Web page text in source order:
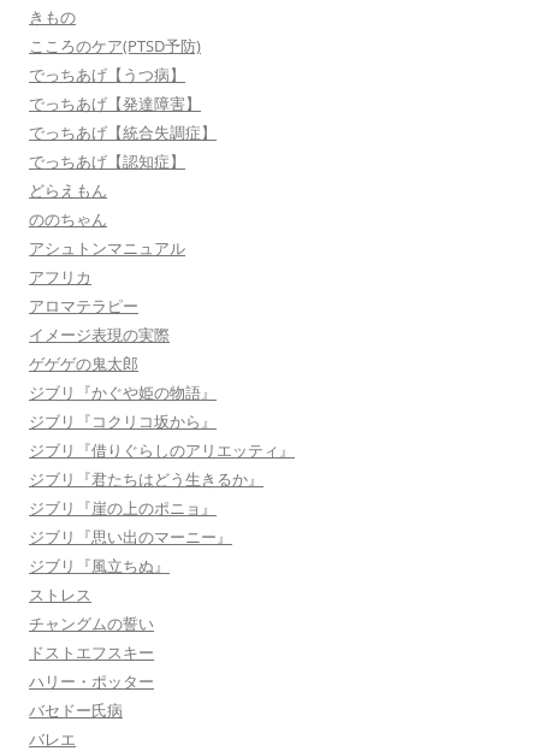
きもの
こころのケア(PTSD予防)
でっちあげ【うつ病】
でっちあげ【発達障害】
でっちあげ【統合失調症】
でっちあげ【認知症】
どらえもん
ののちゃん
アシュトンマニュアル
アフリカ
アロマテラピー
イメージ表現の実際
ゲゲゲの鬼太郎
ジブリ『かぐや姫の物語』
ジブリ『コクリコ坂から』
ジブリ『借りぐらしのアリエッティ』
ジブリ『君たちはどう生きるか』
ジブリ『崖の上のポニョ』
ジブリ『思い出のマーニー』
ジブリ『風立ちぬ』
ストレス
チャングムの誓い
ドストエフスキー
ハリー・ポッター
バセドー氏病
バレエ